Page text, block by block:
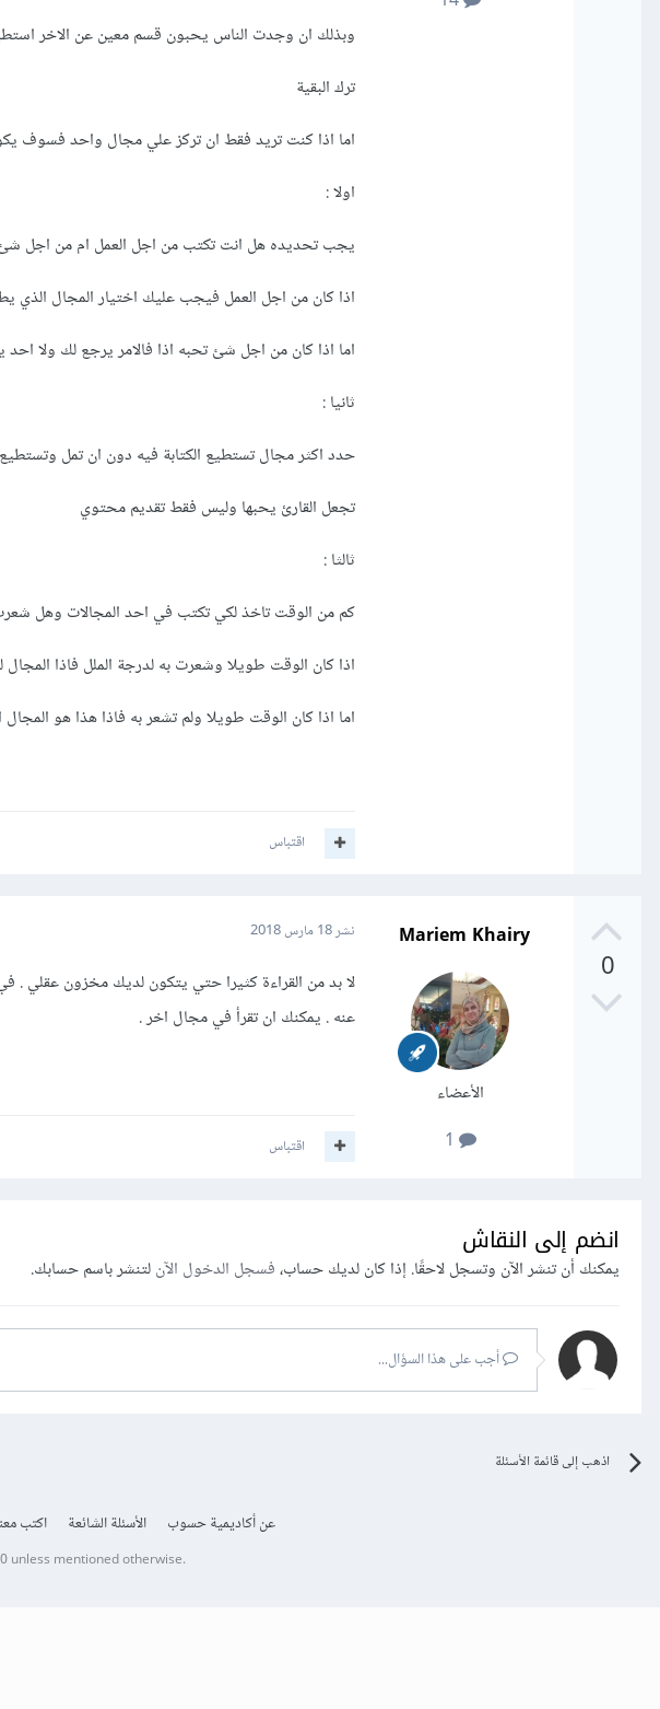
وبذلك ان وجدت الناس يحبون قسم معين عن الاخر
ترك البقية
اما اذا كنت تريد فقط ان تركز علي مجال واحد فسوف
اولا :
يجب تحديده هل انت تكتب من اجل العمل ام من اجل
اذا كان من اجل العمل فيجب عليك اختيار المجال الذي
اما اذا كان من اجل شئ تحبه اذا فالامر يرجع لك ولا
ثانيا :
حدد اكثر مجال تستطيع الكتابة فيه دون ان تمل وتستطيع
تجعل القارئ يحبها وليس فقط تقديم محتوي
ثالثا :
كم من الوقت تاخذ لكي تكتب في احد المجالات وهل شعرت
اذا كان الوقت طويلا وشعرت به لدرجة الملل فاذا
اما اذا كان الوقت طويلا ولم تشعر به فاذا هذا هو
اقتباس
0
Mariem Khairy
الأعضاء
نشر18 مارس 2018
لا بد من القراءة كثيرا حتي يتكون لديك مخزون عقلي .
عنه . يمكنك ان تقرأ في مجال اخر .
اقتباس
انضم إلى النقاش
يمكنك أن تنشر الآن وتسجل لاحقًا. إذا كان لديك حساب،فسجل الدخول الآنلتنشر باسم حسابك.
أجب على هذا السؤال...
اذهب إلى قائمة الأسئلة
عن أكاديمية حسوب الأسئلة الشائعة اكتب
unless mentioned otherwise.